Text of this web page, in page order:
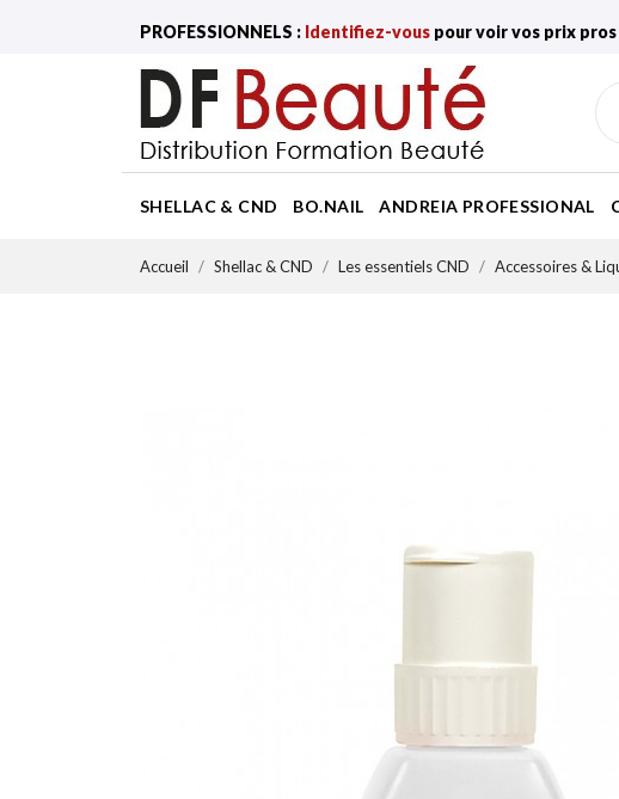
PROFESSIONNELS : Identifiez-vous pour voir vos prix pros
SHELLAC & CND BO.NAIL ANDREIA PROFESSIONAL
Accueil Shellac & CND Les essentiels CND Accessoires &